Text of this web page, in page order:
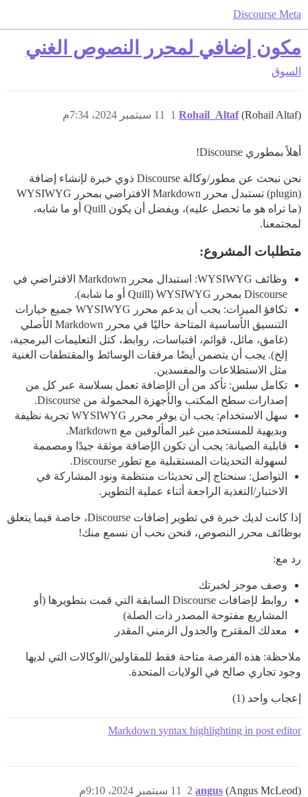
Discourse Meta
مكون إضافي لمحرر النصوص الغني
السوق
Rohail_Altaf (Rohail Altaf) 11 سبتمبر 2024، 7:34م 1
أهلاً بمطوري Discourse!
نحن نبحث عن مطور/وكالة Discourse ذوي خبرة لإنشاء إضافة
(plugin) تستبدل محرر Markdown الافتراضي بمحرر WYSIWYG
(ما تراه هو ما تحصل عليه)، ويفضل أن يكون Quill أو ما شابه،
لمجتمعنا.
متطلبات المشروع:
وظائف WYSIWYG: استبدال محرر Markdown الافتراضي في
Discourse بمحرر WYSIWYG (Quill أو ما شابه).
تكافؤ الميزات: يجب أن يدعم محرر WYSIWYG جميع خيارات
التنسيق الأساسية المتاحة حاليًا في محرر Markdown الأصلي
(غامق، مائل، قوائم، اقتباسات، روابط، كتل التعليمات البرمجية،
إلخ). يجب أن يتضمن أيضًا مرفقات الوسائط والمقتطفات الغنية
مثل الاستطلاعات والمفسدين.
تكامل سلس: تأكد من أن الإضافة تعمل بسلاسة عبر كل من
إصدارات سطح المكتب والأجهزة المحمولة من Discourse.
سهل الاستخدام: يجب أن يوفر محرر WYSIWYG تجربة نظيفة
وبديهية للمستخدمين غير المألوفين مع Markdown.
قابلية الصيانة: يجب أن تكون الإضافة موثقة جيدًا ومصممة
لسهولة التحديثات المستقبلية مع تطور Discourse.
التواصل: سنحتاج إلى تحديثات منتظمة ونود المشاركة في
الاختبار/التغذية الراجعة أثناء عملية التطوير.
إذا كانت لديك خبرة في تطوير إضافات Discourse، خاصة فيما يتعلق
بوظائف محرر النصوص، فنحن نحب أن نسمع منك!
رد مع:
وصف موجز لخبرتك
روابط لإضافات Discourse السابقة التي قمت بتطويرها (أو
المشاريع مفتوحة المصدر ذات الصلة)
معدلك المقترح والجدول الزمني المقدر
ملاحظة: هذه الفرصة متاحة فقط للمقاولين/الوكالات التي لديها
وجود تجاري صالح في الولايات المتحدة.
إعجاب واحد (1)
Markdown syntax highlighting in post editor
angus (Angus McLeod) 11 سبتمبر 2024، 9:10م 2